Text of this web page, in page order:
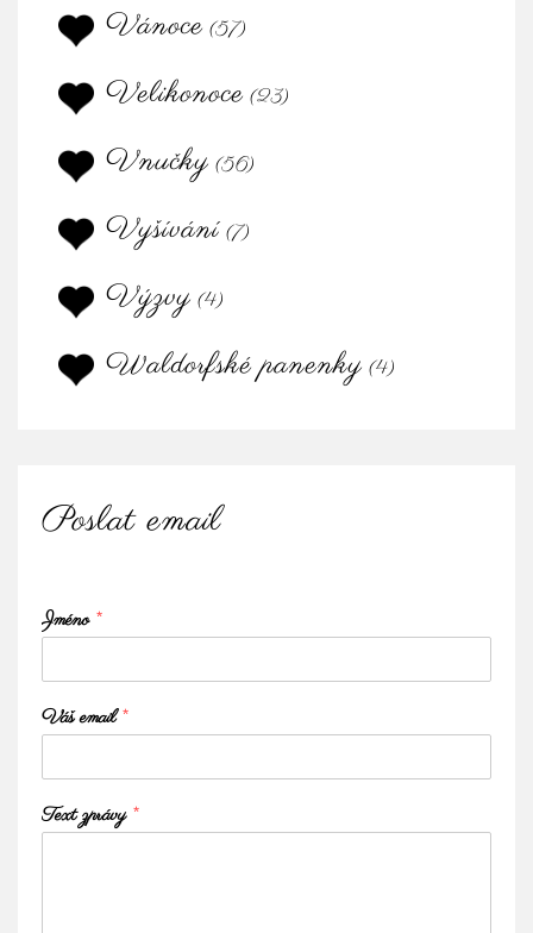
Vánoce (57)
Velikonoce (23)
Vnučky (56)
Vyšívání (7)
Výzvy (4)
Waldorfské panenky (4)
Poslat email
Jméno *
Váš email*
Text zprávy *